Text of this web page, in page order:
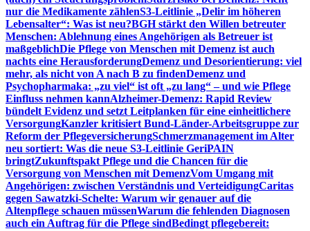
nur die Medikamente zählenS3-Leitlinie „Delir im höheren
Lebensalter“: Was ist neu?BGH stärkt den Willen betreuter
Menschen: Ablehnung eines Angehörigen als Betreuer ist
maßgeblichDie Pflege von Menschen mit Demenz ist auch
nachts eine HerausforderungDemenz und Desorientierung: viel
mehr, als nicht von A nach B zu findenDemenz und
Psychopharmaka: „zu viel“ ist oft „zu lang“ – und wie Pflege
Einfluss nehmen kannAlzheimer-Demenz: Rapid Review
bündelt Evidenz und setzt Leitplanken für eine einheitlichere
VersorgungKanzler kritisiert Bund-Länder-Arbeitsgruppe zur
Reform der PflegeversicherungSchmerzmanagement im Alter
neu sortiert: Was die neue S3-Leitlinie GeriPAIN
bringtZukunftspakt Pflege und die Chancen für die
Versorgung von Menschen mit DemenzVom Umgang mit
Angehörigen: zwischen Verständnis und VerteidigungCaritas
gegen Sawatzki-Schelte: Warum wir genauer auf die
Altenpflege schauen müssenWarum die fehlenden Diagnosen
auch ein Auftrag für die Pflege sindBedingt pflegebereit: